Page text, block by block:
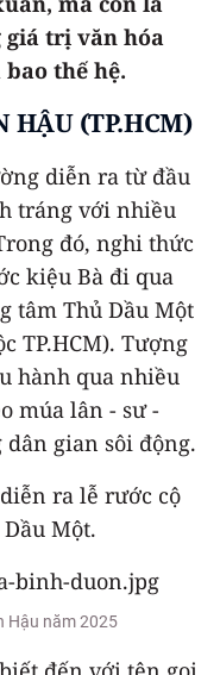
trị văn hóa
thế hệ.
HẬU (TP.HCM)
diễn ra từ đầu
tráng với nhiều
đó, nghi thức
kiệu Bà đi qua
tâm Thủ Dầu Một
TP.HCM). Tượng
hành qua nhiều
múa lân - sư -
gian sôi động.
ra lễ rước cộ
Một.
Hậu năm 2025